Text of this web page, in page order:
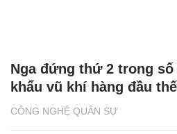
CÔNG NGHỆ QUÂN SỰ
Nga đứng thứ 2 trong
khẩu vũ khí hàng đầu